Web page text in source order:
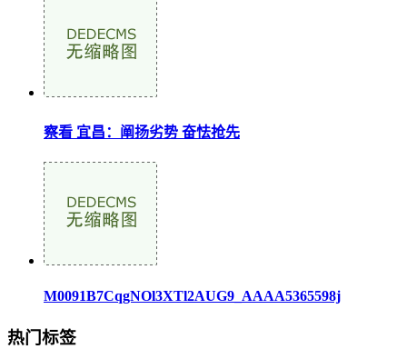
察看 宜昌：阐扬劣势 奋怯抢先
M0091B7CqgNOl3XTl2AUG9_AAAA5365598j
热门标签